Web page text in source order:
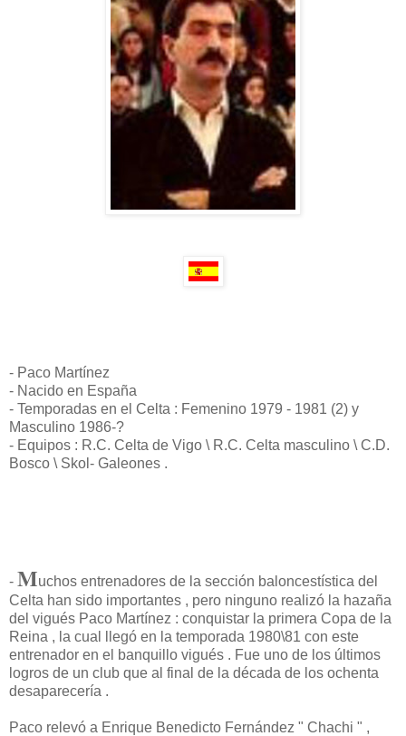
- Paco Martínez
- Nacido en España
- Temporadas en el Celta : Femenino 1979 - 1981 (2) y
Masculino 1986-?
- Equipos : R.C. Celta de Vigo \ R.C. Celta masculino \ C.D.
Bosco \ Skol- Galeones .
- Muchos entrenadores de la sección baloncestística del
Celta han sido importantes , pero ninguno realizó la hazaña
del vigués Paco Martínez : conquistar la primera Copa de la
Reina , la cual llegó en la temporada 1980\81 con este
entrenador en el banquillo vigués . Fue uno de los últimos
logros de un club que al final de la década de los ochenta
desaparecería .
Paco relevó a Enrique Benedicto Fernández " Chachi " ,